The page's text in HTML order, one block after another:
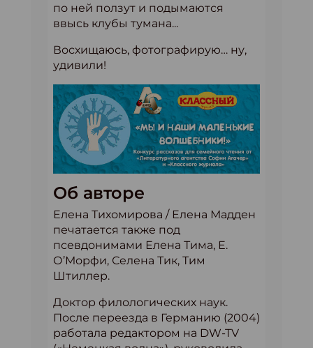
по ней ползут и подымаются
ввысь клубы тумана...
Восхищаюсь, фотографирую… ну,
удивили!
Об авторе
Елена Тихомирова / Елена Мадден
печатается также под
псевдонимами Елена Тима, Е.
О’Морфи, Селена Тик, Тим
Штиллер.
Доктор филологических наук.
После переезда в Германию (2004)
работала редактором на DW-TV